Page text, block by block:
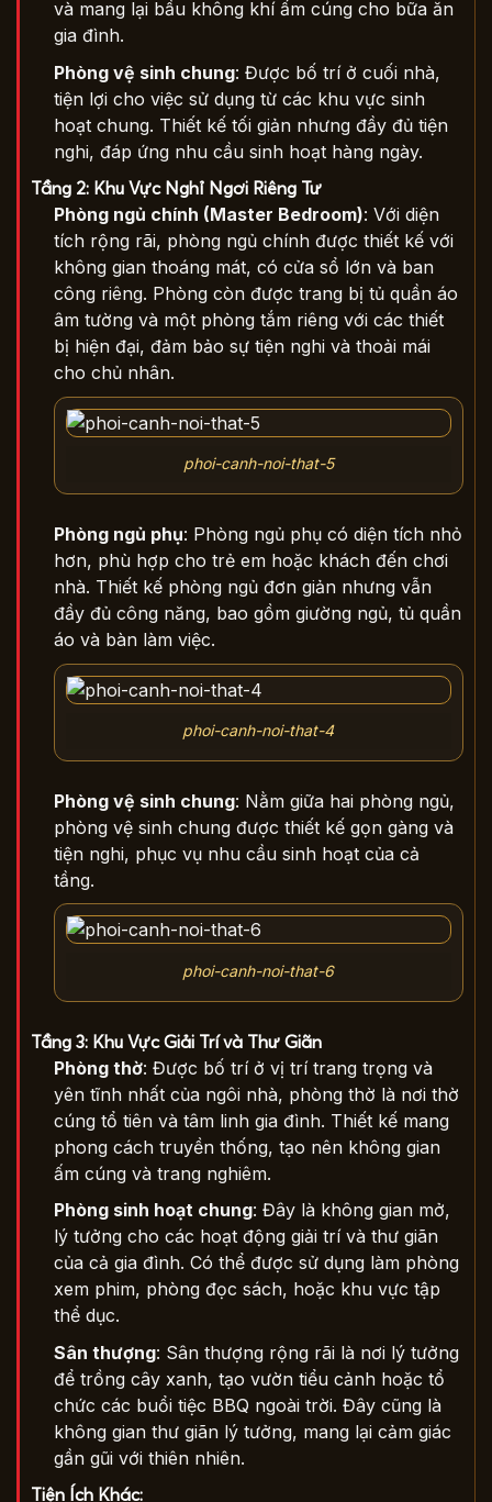
và mang lại bầu không khí ấm cúng cho bữa ăn
gia đình.
Phòng vệ sinh chung: Được bố trí ở cuối nhà,
tiện lợi cho việc sử dụng từ các khu vực sinh
hoạt chung. Thiết kế tối giản nhưng đầy đủ tiện
nghi, đáp ứng nhu cầu sinh hoạt hàng ngày.
Tầng 2: Khu Vực Nghỉ Ngơi Riêng Tư
Phòng ngủ chính (Master Bedroom): Với diện
tích rộng rãi, phòng ngủ chính được thiết kế với
không gian thoáng mát, có cửa sổ lớn và ban
công riêng. Phòng còn được trang bị tủ quần áo
âm tường và một phòng tắm riêng với các thiết
bị hiện đại, đảm bảo sự tiện nghi và thoải mái
cho chủ nhân.
phoi-canh-noi-that-5
Phòng ngủ phụ: Phòng ngủ phụ có diện tích nhỏ
hơn, phù hợp cho trẻ em hoặc khách đến chơi
nhà. Thiết kế phòng ngủ đơn giản nhưng vẫn
đầy đủ công năng, bao gồm giường ngủ, tủ quần
áo và bàn làm việc.
phoi-canh-noi-that-4
Phòng vệ sinh chung: Nằm giữa hai phòng ngủ,
phòng vệ sinh chung được thiết kế gọn gàng và
tiện nghi, phục vụ nhu cầu sinh hoạt của cả
tầng.
phoi-canh-noi-that-6
Tầng 3: Khu Vực Giải Trí và Thư Giãn
Phòng thờ: Được bố trí ở vị trí trang trọng và
yên tĩnh nhất của ngôi nhà, phòng thờ là nơi thờ
cúng tổ tiên và tâm linh gia đình. Thiết kế mang
phong cách truyền thống, tạo nên không gian
ấm cúng và trang nghiêm.
Phòng sinh hoạt chung: Đây là không gian mở,
lý tưởng cho các hoạt động giải trí và thư giãn
của cả gia đình. Có thể được sử dụng làm phòng
xem phim, phòng đọc sách, hoặc khu vực tập
thể dục.
Sân thượng: Sân thượng rộng rãi là nơi lý tưởng
để trồng cây xanh, tạo vườn tiểu cảnh hoặc tổ
chức các buổi tiệc BBQ ngoài trời. Đây cũng là
không gian thư giãn lý tưởng, mang lại cảm giác
gần gũi với thiên nhiên.
Tiện Ích Khác: